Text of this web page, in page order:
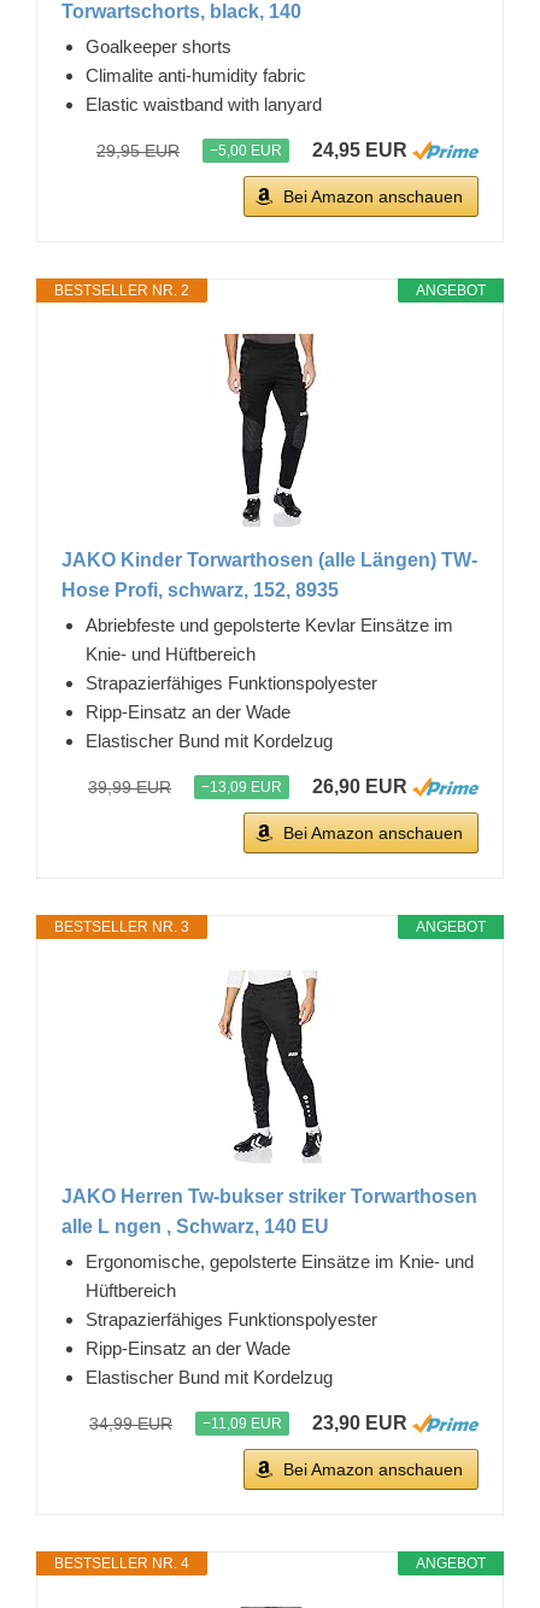
Torwartschorts, black, 140
Goalkeeper shorts
Climalite anti-humidity fabric
Elastic waistband with lanyard
29,95 EUR −5,00 EUR 24,95 EUR
Bei Amazon anschauen
ANGEBOT
BESTSELLER NR. 2
JAKO Kinder Torwarthosen (alle Längen) TW-
Hose Profi, schwarz, 152, 8935
Abriebfeste und gepolsterte Kevlar Einsätze im
Knie- und Hüftbereich
Strapazierfähiges Funktionspolyester
Ripp-Einsatz an der Wade
Elastischer Bund mit Kordelzug
39,99 EUR −13,09 EUR 26,90 EUR
Bei Amazon anschauen
ANGEBOT
BESTSELLER NR. 3
JAKO Herren Tw-bukser striker Torwarthosen
alle L ngen , Schwarz, 140 EU
Ergonomische, gepolsterte Einsätze im Knie- und
Hüftbereich
Strapazierfähiges Funktionspolyester
Ripp-Einsatz an der Wade
Elastischer Bund mit Kordelzug
34,99 EUR −11,09 EUR 23,90 EUR
Bei Amazon anschauen
ANGEBOT
BESTSELLER NR. 4